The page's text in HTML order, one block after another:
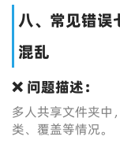
八、常见错误
混乱
❌ 问题描述：
多人共享文件夹中
类、覆盖等情况。